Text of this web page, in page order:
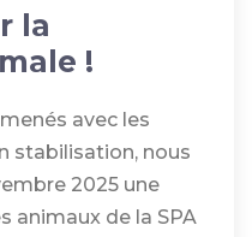
la
!
avec les
stabilisation, nous
2025 une
animaux de la SPA